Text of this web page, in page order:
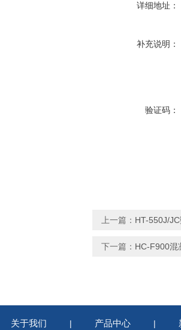
详细地址：
补充说明：
验证码：
上一篇： HT-550J/
下一篇： HC-F900混
关于我们 | 产品中心 |